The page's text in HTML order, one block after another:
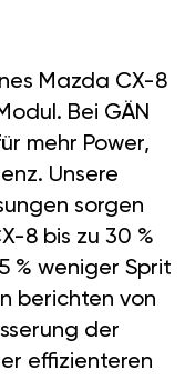
Mazda CX-8
Bei GÄN
mehr Power,
Unsere
sorgen
8 bis zu 30 %
% weniger Sprit
berichten von
der
effizienteren